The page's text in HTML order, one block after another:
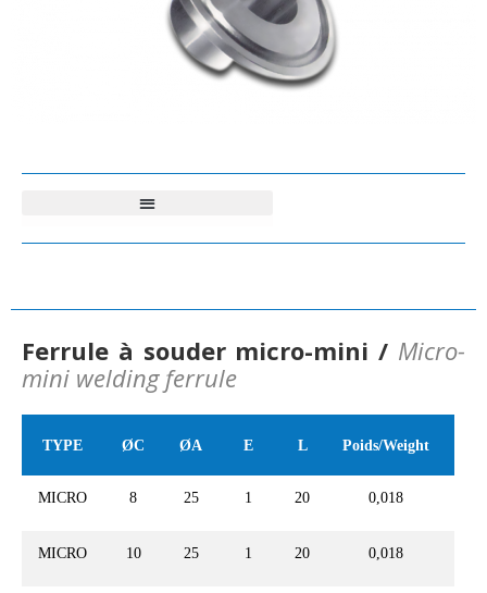
Ferrule à souder micro-mini / Micro-
mini welding ferrule
TYPE ØC ØA E L Poids/Weight
MICRO 8 25 1 20 0,018
MICRO 10 25 1 20 0,018